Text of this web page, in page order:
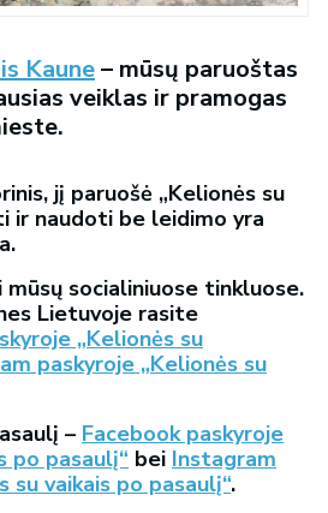
Kaune– mūsų paruoštas
veiklas ir pramogas
jį paruošė „Kelionės su
ir naudoti be leidimo yra
socialiniuose tinkluose.
Lietuvoje rasite
„Kelionės su
paskyroje „Kelionės su
– Facebook paskyroje
po pasaulį“ bei Instagram
su vaikais po pasaulį“.